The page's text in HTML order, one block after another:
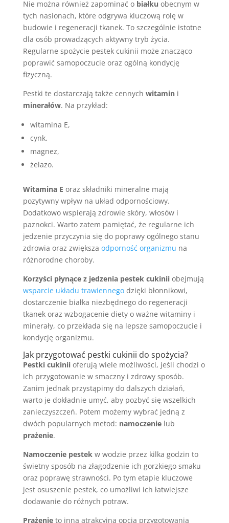
Nie można również zapominać o białku obecnym w
tych nasionach, które odgrywa kluczową rolę w
budowie i regeneracji tkanek. To szczególnie istotne
dla osób prowadzących aktywny tryb życia.
Regularne spożycie pestek cukinii może znacząco
poprawić samopoczucie oraz ogólną kondycję
fizyczną.
Pestki te dostarczają także cennych witamini
minerałów. Na przykład:
witamina E,
cynk,
magnez,
żelazo.
Witamina E oraz składniki mineralne mają
pozytywny wpływ na układ odpornościowy.
Dodatkowo wspierają zdrowie skóry, włosów i
paznokci. Warto zatem pamiętać, że regularne ich
jedzenie przyczynia się do poprawy ogólnego stanu
zdrowia oraz zwiększa odporność organizmu na
różnorodne choroby.
Korzyści płynące z jedzenia pestek cukiniiobejmują
wsparcie układu trawiennegodzięki błonnikowi,
dostarczenie białka niezbędnego do regeneracji
tkanek oraz wzbogacenie diety o ważne witaminy i
minerały, co przekłada się na lepsze samopoczucie i
kondycję organizmu.
Jak przygotować pestki cukinii do spożycia?
Pestki cukiniioferują wiele możliwości, jeśli chodzi o
ich przygotowanie w smaczny i zdrowy sposób.
Zanim jednak przystąpimy do dalszych działań,
warto je dokładnie umyć, aby pozbyć się wszelkich
zanieczyszczeń. Potem możemy wybrać jedną z
dwóch popularnych metod: namoczenielub
prażenie.
Namoczenie pestekw wodzie przez kilka godzin to
świetny sposób na złagodzenie ich gorzkiego smaku
oraz poprawę strawności. Po tym etapie kluczowe
jest osuszenie pestek, co umożliwi ich łatwiejsze
dodawanie do różnych potraw.
Prażenieto inna atrakcyjna opcja przygotowania